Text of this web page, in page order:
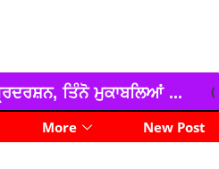
*ਲੁੱਟ ਖੋਹ ਕੀਤੇ ਟਰਾਲੇ ਸਮੇਤ
More New Post